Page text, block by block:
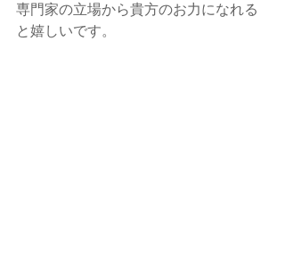
専門家の立場から貴方のお力になれる
と嬉しいです。